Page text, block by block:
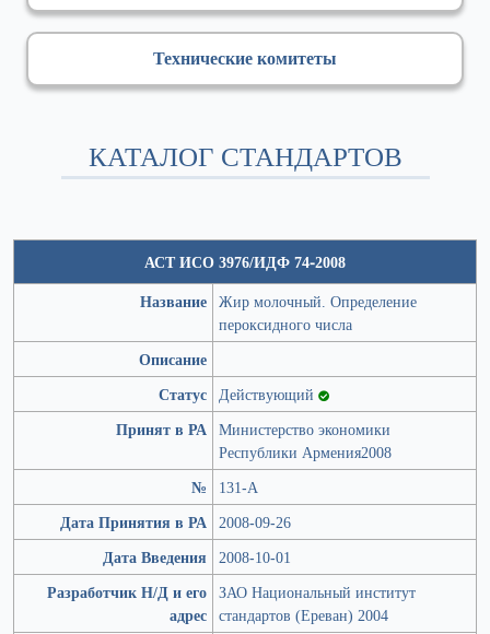
Технические комитеты
КАТАЛОГ СТАНДАРТОВ
АСТ ИСО 3976/ИДФ 74-2008
Название Жир молочный. Определение
пероксидного числа
Описание
Статус Действующий
Принят в РА Министерство экономики
Республики Армения2008
№
131-А
Дата Принятия в РА 2008-09-26
Дата Введения
2008-10-01
Разработчик Н/Д и его
адрес
ЗАО Национальный институт
стандартов (Ереван) 2004